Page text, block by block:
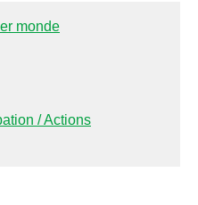
monde
/ Actions